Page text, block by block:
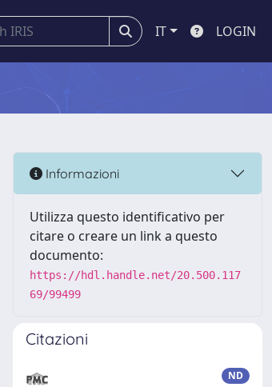
IT LOGIN
Informazioni
Utilizza questo identificativo per
citare o creare un link a questo
documento:
https://hdl.handle.net/20.500.117
69/99499
Citazioni
ND